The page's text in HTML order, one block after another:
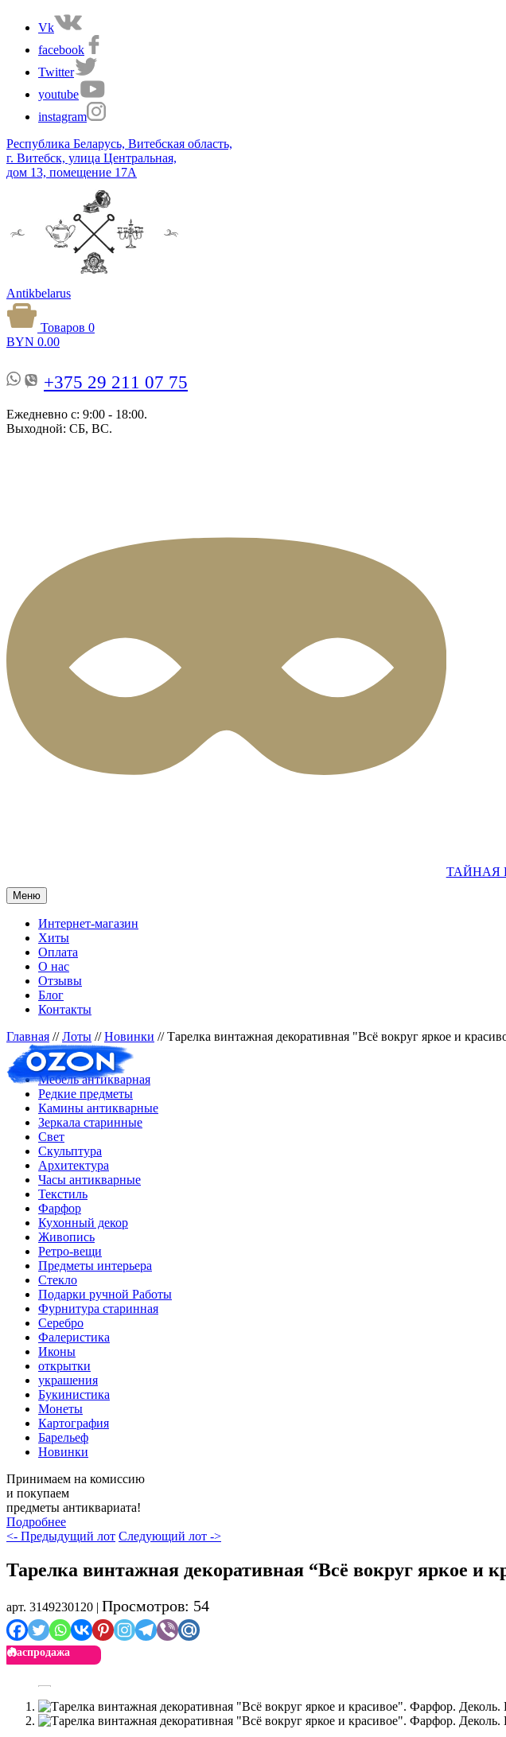
Vk
facebook
Twitter
youtube
instagram
Республика Беларусь, Витебская область,
г. Витебск, улица Центральная,
дом 13, помещение 17А
Antikbelarus
Товаров 0
BYN 0.00
+375 29 211 07 75
Ежедневно с: 9:00 - 18:00.
Выходной: СБ, ВС.
ТАЙНАЯ
Меню
Интернет-магазин
Хиты
Оплата
О нас
Отзывы
Блог
Контакты
Главная //Лоты //Новинки //Тарелка винтажная декоративная "Всё вокруг яркое и
Прочее
Мебель антикварная
Редкие предметы
Камины антикварные
Зеркала старинные
Свет
Скульптура
Архитектура
Часы антикварные
Текстиль
Фарфор
Кухонный декор
Живопись
Ретро-вещи
Предметы интерьера
Стекло
Подарки ручной Работы
Фурнитура старинная
Серебро
Фалеристика
Иконы
открытки
украшения
Букинистика
Монеты
Картография
Барельеф
Новинки
Принимаем на комиссию
и покупаем
предметы антиквариата!
Подробнее
<- Предыдущий лот Следующий лот ->
Тарелка винтажная декоративная “Всё вокруг яркое и
арт. 3149230120 | Просмотров: 54
Распродажа